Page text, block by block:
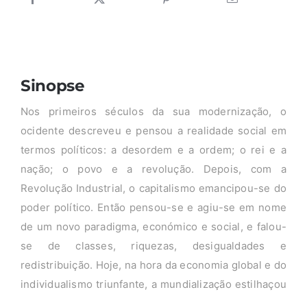
Sinopse
Nos primeiros séculos da sua modernização, o
ocidente descreveu e pensou a realidade social em
termos políticos: a desordem e a ordem; o rei e a
nação; o povo e a revolução. Depois, com a
Revolução Industrial, o capitalismo emancipou-se do
poder político. Então pensou-se e agiu-se em nome
de um novo paradigma, económico e social, e falou-
se de classes, riquezas, desigualdades e
redistribuição. Hoje, na hora da economia global e do
individualismo triunfante, a mundialização estilhaçou